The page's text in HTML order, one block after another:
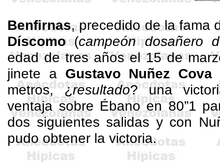
Benfirnas, precedido de la fama
Díscomo(campeón dosañero
edad de tres años el 15 de
jinete a Gustavo Nuñez Cova
metros, ¿resultado? una
ventaja sobre Ébano en 80”1
dos siguientes salidas y con
pudo obtener la victoria.